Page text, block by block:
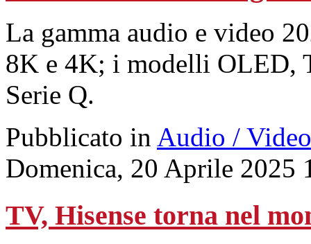
La gamma audio e video
8K e 4K; i modelli OLED,
Serie Q.
Pubblicato in Audio / Video
Domenica, 20 Aprile 2025
TV, Hisense torna nel